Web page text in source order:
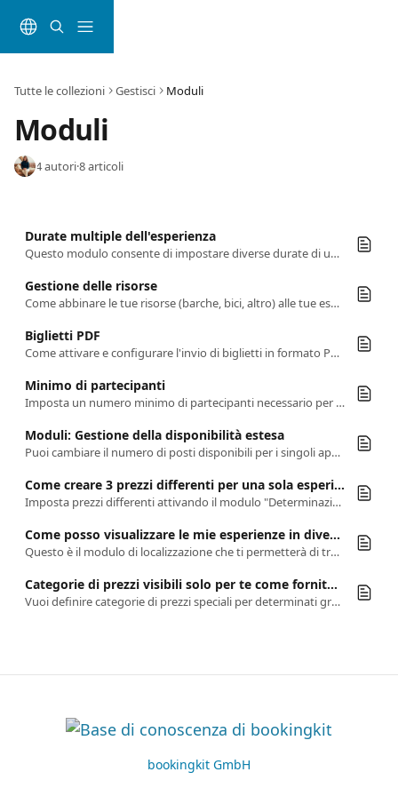
Tutte le collezioni Gestisci Moduli
Moduli
4 autori·8 articoli
Durate multiple dell'esperienza
Questo modulo consente di impostare diverse durate di una sola esperienza.
Gestione delle risorse
Come abbinare le tue risorse (barche, bici, altro) alle tue esperienze.
Biglietti PDF
Come attivare e configurare l'invio di biglietti in formato PDF come parte della conferma dell'ordine.
Minimo di partecipanti
Imposta un numero minimo di partecipanti necessario per prenotare la tua esperienza.
Moduli: Gestione della disponibilità estesa
Puoi cambiare il numero di posti disponibili per i singoli appuntamenti nel tuo calendario e/o per ciascuno dei tuoi partner di marketing.
Come creare 3 prezzi differenti per una sola esperienza
Imposta prezzi differenti attivando il modulo "Determinazione dei prezzi dell'esperienza flessibile"
Come posso visualizzare le mie esperienze in diverse lingue?
Questo è il modulo di localizzazione che ti permetterà di tradurre le tue attività per raggiungere i clienti internazionali
Categorie di prezzi visibili solo per te come fornitore
Vuoi definire categorie di prezzi speciali per determinati gruppi di clienti che non saranno visibili esternamente?
bookingkit GmbH